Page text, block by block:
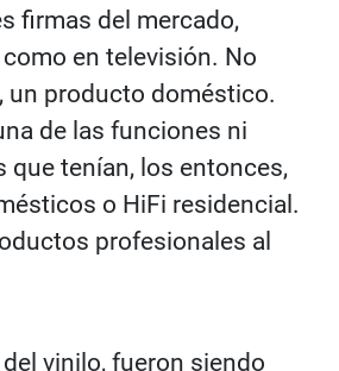
firmas del mercado,
en televisión. No
un producto doméstico.
de las funciones ni
que tenían, los entonces,
o HiFi residencial.
profesionales al
vinilo, fueron siendo